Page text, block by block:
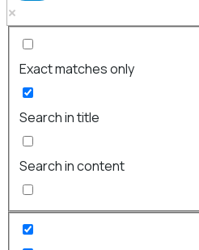
Exact matches only
Search in title
Search in content